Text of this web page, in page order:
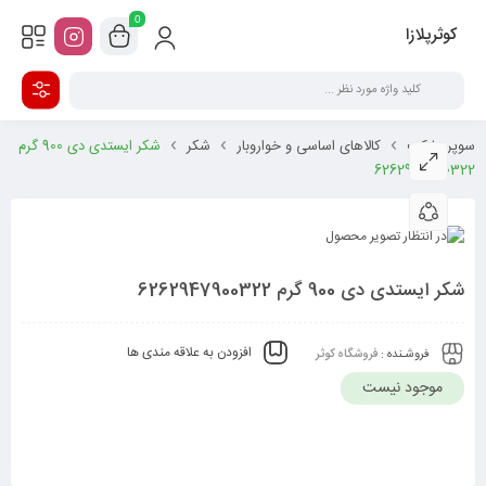
کوثرپلازا
0
سوپر مارکت کالاهای اساسی و خواروبار شکر
شکر ایستدی دی 900 گرم
6262947900322
شکر ایستدی دی 900 گرم 6262947900322
فروشـنده : فروشگاه کوثر افزودن به علاقه مندی ها
موجود نیست